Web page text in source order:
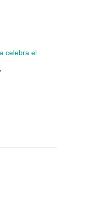
celebra el